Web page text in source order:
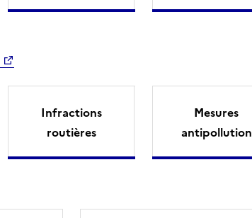
Infractions
routières
Mesures
antipollution